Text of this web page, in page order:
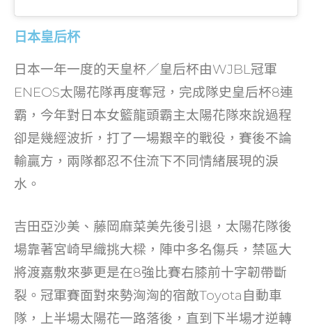
日本皇后杯
日本一年一度的天皇杯／皇后杯由WJBL冠軍
ENEOS太陽花隊再度奪冠，完成隊史皇后杯8連
霸，今年對日本女籃龍頭霸主太陽花隊來說過程
卻是幾經波折，打了一場艱辛的戰役， 賽後不論
輸贏方，兩隊都忍不住流下不同情緒展現的淚
水 。
吉田亞沙美、藤岡麻菜美先後引退，太陽花隊後
場靠著宮崎早織挑大樑，陣中多名傷兵，禁區大
將渡嘉敷來夢更是在8強比賽右膝前十字韌帶斷
裂。冠軍賽面對來勢洶洶的宿敵Toyota自動車
隊，上半場太陽花一路落後，直到下半場才逆轉